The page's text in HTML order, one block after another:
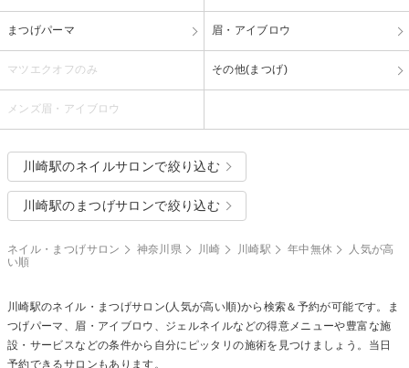
まつげパーマ 眉・アイブロウ
マツエクオフのみ その他(まつげ)
メンズ眉・アイブロウ
川崎駅のネイルサロンで絞り込む
川崎駅のまつげサロンで絞り込む
ネイル・まつげサロン 神奈川県 川崎 川崎駅 年中無休
人気が高
い順
川崎駅のネイル・まつげサロン(人気が高い順)から検索＆予約が可能です。ま
つげパーマ、眉・アイブロウ、ジェルネイルなどの得意メニューや豊富な施
設・サービスなどの条件から自分にピッタリの施術を見つけましょう。当日
予約できるサロンもあります。